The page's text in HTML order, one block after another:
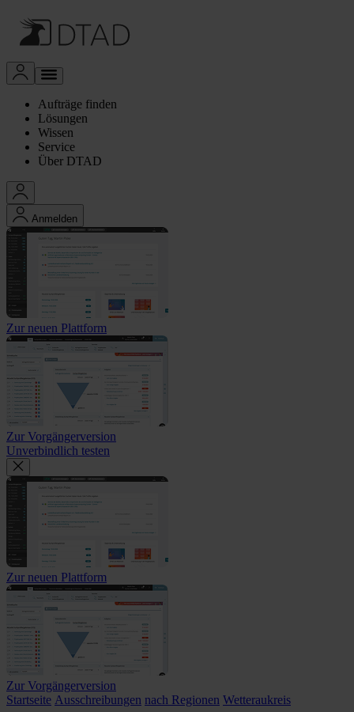
Aufträge finden
Lösungen
Wissen
Service
Über DTAD
Anmelden
Zur neuen Plattform
Zur Vorgängerversion
Unverbindlich testen
Zur neuen Plattform
Zur Vorgängerversion
Startseite Ausschreibungen nach Regionen Wetteraukreis